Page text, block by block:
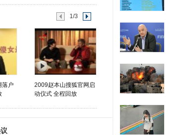
1/3
落户
2009赵本山搜狐官网启
动仪式 全程回放